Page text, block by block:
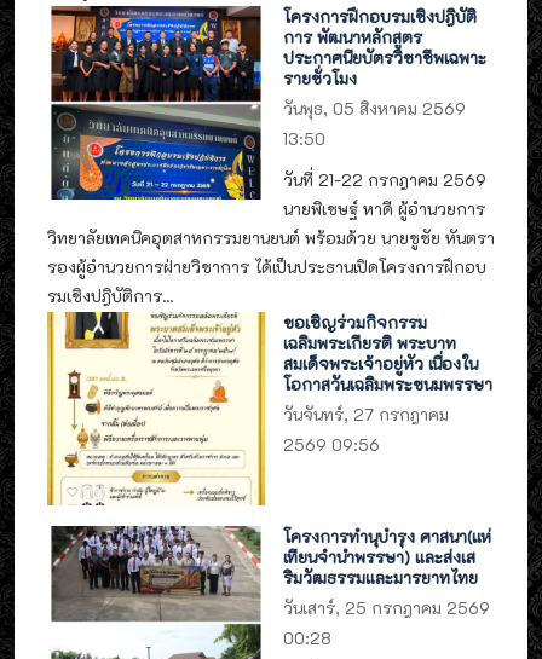
โครงการฝึกอบรมเชิงปฎิบัติ
การ พัฒนาหลักสูตร
ประกาศนียบัตรวิชาชีพเฉพาะ
รายชั่วโมง
วันพุธ, 05 สิงหาคม 2569
13:50
วันที่ 21-22 กรกฎาคม 2569
นายพิเชษฐ์ หาดี ผู้อำนวยการ
วิทยาลัยเทคนิคอุตสาหกรรมยานยนต์ พร้อมด้วย นายชูชัย หันตรา
รองผู้อำนวยการฝ่ายวิชาการ ได้เป็นประธานเปิดโครงการฝึกอบ
รมเชิงปฎิบัติการ...
ขอเชิญร่วมกิจกรรม
เฉลิมพระเกียรติ พระบาท
สมเด็จพระเจ้าอยู่หัว เนื่องใน
โอกาสวันเฉลิมพระชนมพรรษา
วันจันทร์, 27 กรกฎาคม
2569 09:56
โครงการทำนุบำรุง ศาสนา(แห่
เทียนจำนำพรรษา) และส่งเส
ริมวัฒธรรมและมารยาทไทย
วันเสาร์, 25 กรกฎาคม 2569
00:28